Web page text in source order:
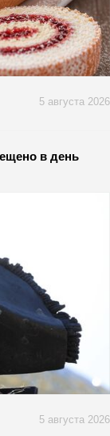
5 августа 2026
в день
5 августа 2026